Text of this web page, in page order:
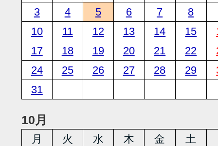
3
4 5 6 7
8
10
11 12 13 14 15
17
18 19 20 21 22
24
25 26 27 28 29
31
10月
月 火 水 木 金 土